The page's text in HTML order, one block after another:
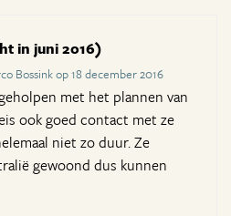
in juni 2016)
Bossink op 18 december 2016
met het plannen van
ook goed contact met ze
niet zo duur. Ze
gewoond dus kunnen